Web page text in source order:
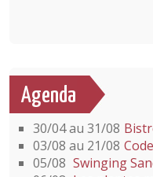
Agenda
30/04 au 31/08
03/08 au 21/08
05/08 Swinging